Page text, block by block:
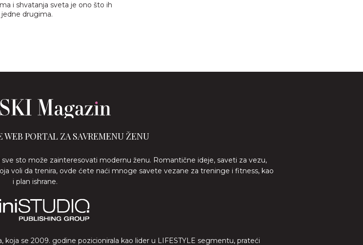
i shvatanja sveta je ono što ih
jedne drugima.
WEB PORTAL ZA SAVREMENU ŽENU
sto može zainteresovati modernu ženu. Romantične ideje, saveti za vezu,
voli da trenira, ovde ćete naći mnoge savete vezane za treninge i fitness, kao
i plan ishrane.
koja se 2009. godine pozicionirala kao lider u LIFESTYLE segmentu, prateći